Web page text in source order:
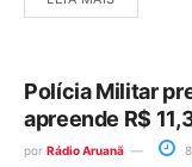
Polícia Militar
apreende R$
por Rádio Aruanã